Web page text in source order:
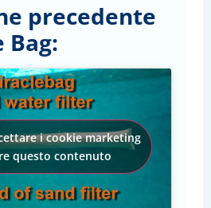
precedente
Bag:
i cookie marketing
questo contenuto